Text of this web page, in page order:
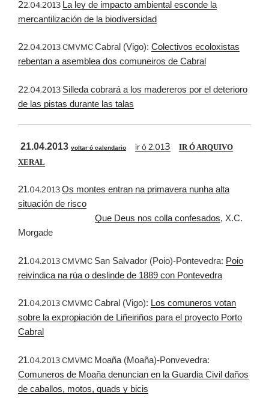
22.04.2013 La ley de impacto ambiental esconde la
mercantilización de la biodiversidad
22.04.2013 CMVMCCabral (Vigo): Colectivos ecoloxistas
rebentan a asemblea dos comuneiros de Cabral
22.04.2013 Silleda cobrará a los madereros por el deterioro
de las pistas durante las talas
21.04.2013 voltar ó calendario ir ó 2.013
IR Ó ARQUIVO
XERAL
21.04.2013Os montes entran na primavera nunha alta
situación de risco
Que Deus nos colla confesados, X.C.
Morgade
21.04.2013 CMVMC San Salvador (Poio)-Pontevedra: Poio
reivindica na rúa o deslinde de 1889 con Pontevedra
21.04.2013 CMVMCCabral (Vigo): Los comuneros votan
sobre la expropiación de Liñeiriños para el proyecto Porto
Cabral
21.04.2013 CMVMC Moaña (Moaña)-Ponvevedra:
Comuneros de Moaña denuncian en la Guardia Civil daños
de caballos, motos, quads y bicis